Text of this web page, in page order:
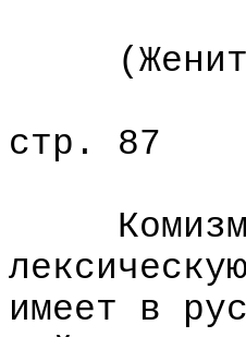
стр. 87
Комизм
имеет в